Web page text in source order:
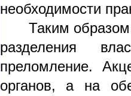
необходимости
Таким
разделения
преломление.
органов, а на